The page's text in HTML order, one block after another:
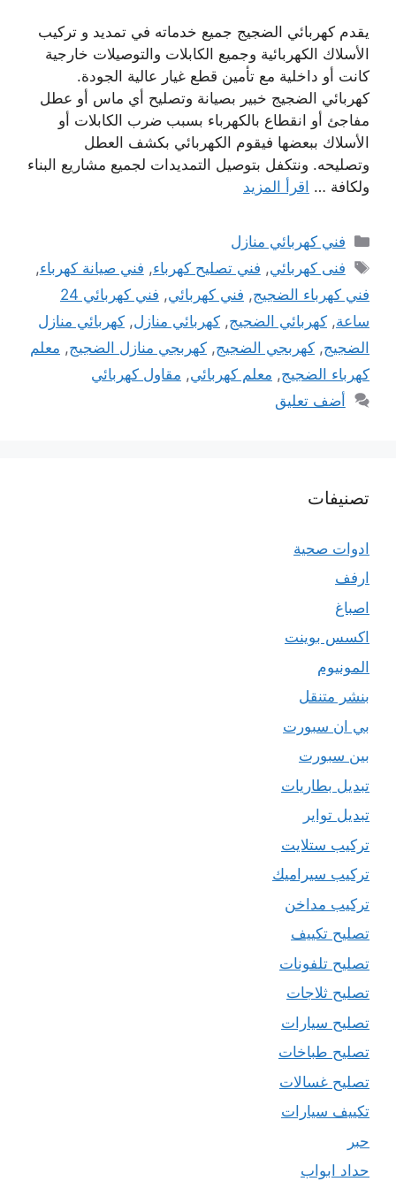
يقدم كهربائي الضجيج جميع خدماته في تمديد و تركيب
الأسلاك الكهربائية وجميع الكابلات والتوصيلات خارجية
كانت أو داخلية مع تأمين قطع غيار عالية الجودة.
كهربائي الضجيج خبير بصيانة وتصليح أي ماس أو عطل
مفاجئ أو انقطاع بالكهرباء بسبب ضرب الكابلات أو
الأسلاك ببعضها فيقوم الكهربائي بكشف العطل
وتصليحه. ونتكفل بتوصيل التمديدات لجميع مشاريع البناء
ولكافة … اقرأ المزيد
التصنيفات
فني كهربائي منازل
الوسوم
فنى كهربائي, فني تصليح كهرباء, فني صيانة كهرباء,
فني كهرباء الضجيج, فني كهربائي,
فني كهربائي 24
ساعة, كهربائي الضجيج, كهربائي منازل, كهربائي منازل
الضجيج, كهربجي الضجيج, كهربجي منازل الضجيج, معلم
كهرباء الضجيج, معلم كهربائي, مقاول كهربائي
أضف تعليق
تصنيفات
ادوات صحية
ارفف
اصباغ
اكسس بوينت
المونيوم
بنشر متنقل
بي ان سبورت
بين سبورت
تبديل بطاريات
تبديل تواير
تركيب ستلايت
تركيب سيراميك
تركيب مداخن
تصليح تكييف
تصليح تلفونات
تصليح ثلاجات
تصليح سيارات
تصليح طباخات
تصليح غسالات
تكييف سيارات
حبر
حداد ابواب